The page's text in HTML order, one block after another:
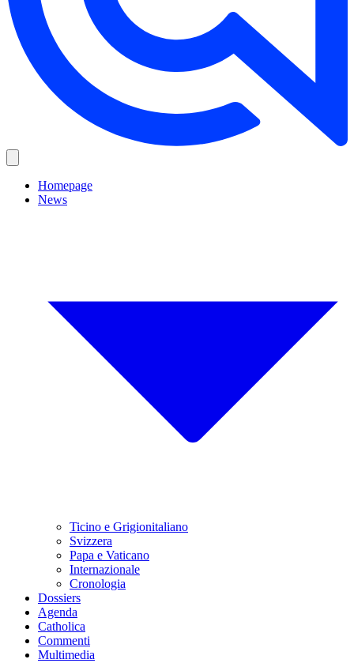
Homepage
News
Ticino e Grigionitaliano
Svizzera
Papa e Vaticano
Internazionale
Cronologia
Dossiers
Agenda
Catholica
Commenti
Multimedia